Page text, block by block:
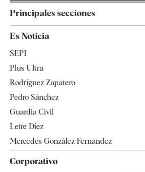
Principales secciones
España
Televisión
Es Noticia
SEPI
Plus Ultra
Rodríguez Zapatero
Pedro Sánchez
Guardia Civil
Leire Díez
Mercedes González Fernández
Corporativo